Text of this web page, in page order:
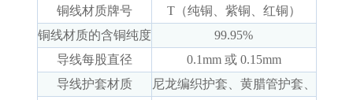
铜线材质牌号
T（纯铜、紫铜、红铜）
铜线材质的含铜纯度
99.95%
导线每股直径
0.1mm 或 0.15mm
导线护套材质
尼龙编织护套、黄腊管护套、